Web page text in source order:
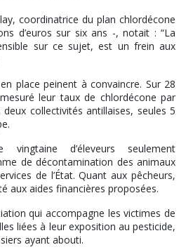
coordinatrice du plan chlordécone
d’euros sur six ans -, notait : “La
sur ce sujet, est un frein aux
place peinent à convaincre. Sur 28
leur taux de chlordécone par
collectivités antillaises, seules 5
vingtaine d’éleveurs seulement
de décontamination des animaux
de l’État. Quant aux pêcheurs,
aux aides financières proposées.
qui accompagne les victimes de
liées à leur exposition au pesticide,
ayant abouti.